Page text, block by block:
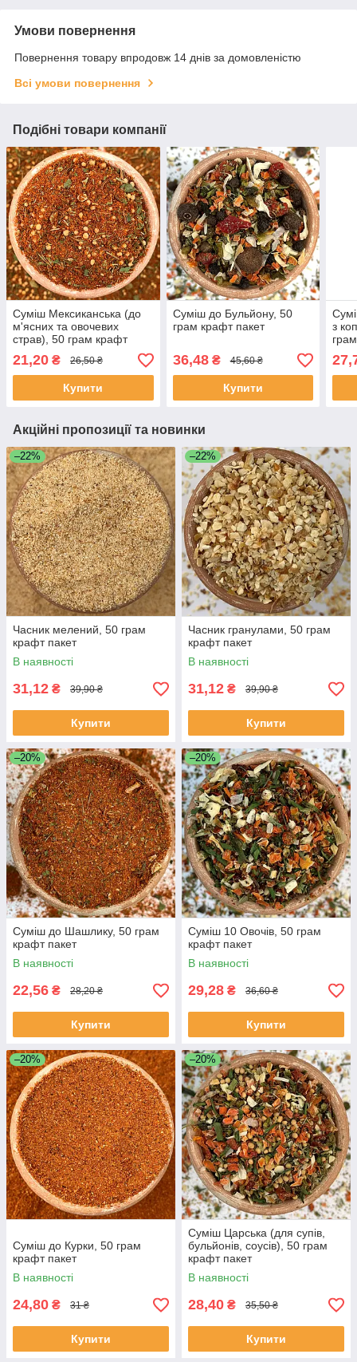
Умови повернення
Повернення товару впродовж 14 днів за домовленістю
Всі умови повернення
Подібні товари компанії
Суміш Мексиканська (до
м'ясних та овочевих
страв), 50 грам крафт
пакет
21,20 ₴ 26,50 ₴
Купити
Суміш до Бульйону, 50
грам крафт пакет
36,48₴ 45,60 ₴
Купити
з
Акційні пропозиції та новинки
–22%
Часник мелений, 50 грам
крафт пакет
В наявності
31,12 ₴ 39,90 ₴
Купити
–22%
Часник гранулами, 50 грам
крафт пакет
В наявності
31,12 ₴ 39,90 ₴
Купити
–20%
Суміш до Шашлику, 50 грам
крафт пакет
В наявності
22,56 ₴ 28,20 ₴
Купити
–20%
Суміш 10 Овочів, 50 грам
крафт пакет
В наявності
29,28 ₴ 36,60 ₴
Купити
–20%
Суміш до Курки, 50 грам
крафт пакет
В наявності
24,80 ₴ 31 ₴
Купити
–20%
Суміш Царська (для супів,
бульйонів, соусів), 50 грам
крафт пакет
В наявності
28,40 ₴ 35,50 ₴
Купити